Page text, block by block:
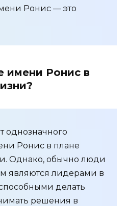
Ронис — это
имени Ронис в
однозначного
Ронис в плане
Однако, обычно люди
являются лидерами в
делать
решения в